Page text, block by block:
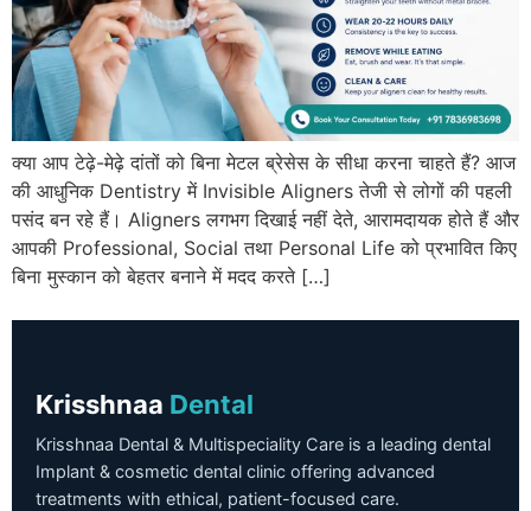
क्या आप टेढ़े-मेढ़े दांतों को बिना मेटल ब्रेसेस के सीधा करना चाहते हैं? आज
की आधुनिक Dentistry में Invisible Aligners तेजी से लोगों की पहली
पसंद बन रहे हैं। Aligners लगभग दिखाई नहीं देते, आरामदायक होते हैं और
आपकी Professional, Social तथा Personal Life को प्रभावित किए
बिना मुस्कान को बेहतर बनाने में मदद करते […]
Krisshnaa Dental
Krisshnaa Dental & Multispeciality Care is a leading dental
Implant & cosmetic dental clinic offering advanced
treatments with ethical, patient-focused care.